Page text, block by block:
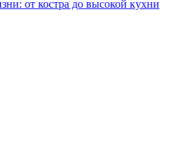
от костра до высокой кухни